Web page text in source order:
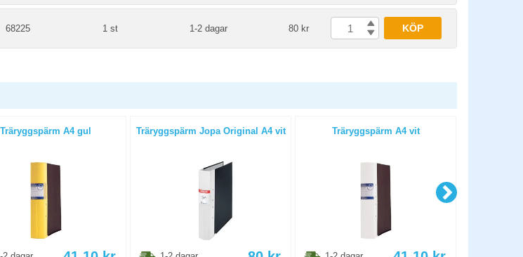
68225 1 st 1-2 dagar 80 kr KÖP
Träryggspärm A4 gul Träryggspärm Jopa Original A4 vit Träryggspärm A4 vit